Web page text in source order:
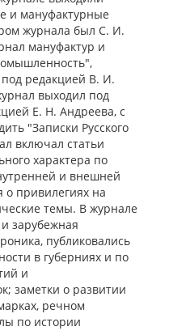
и мануфактурные
журнала был С. И.
мануфактур и
редакцией В. И.
выходил под
Е. Н. Андреева, с
"Записки Русского
включал статьи
характера по
и внешней
о привилегиях на
темы. В журнале
зарубежная
публиковались
в губерниях и по
и
заметки о развитии
речном
по истории